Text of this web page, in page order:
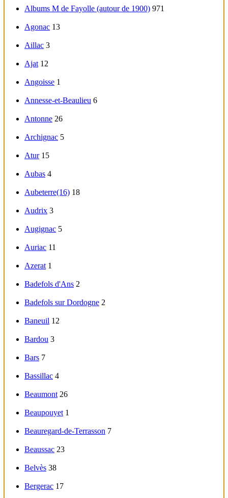
Albums M de Fayolle (autour de 1900) 971
Agonac 13
Aillac 3
Ajat 12
Angoisse 1
Annesse-et-Beaulieu 6
Antonne 26
Archignac 5
Atur 15
Aubas 4
Aubeterre(16) 18
Audrix 3
Augignac 5
Auriac 11
Azerat 1
Badefols d'Ans 2
Badefols sur Dordogne 2
Baneuil 12
Bardou 3
Bars 7
Bassillac 4
Beaumont 26
Beaupouyet 1
Beauregard-de-Terrasson 7
Beaussac 23
Belvès 38
Bergerac 17